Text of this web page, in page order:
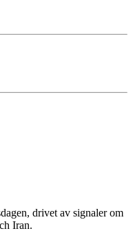
drivet av signaler om
Iran.